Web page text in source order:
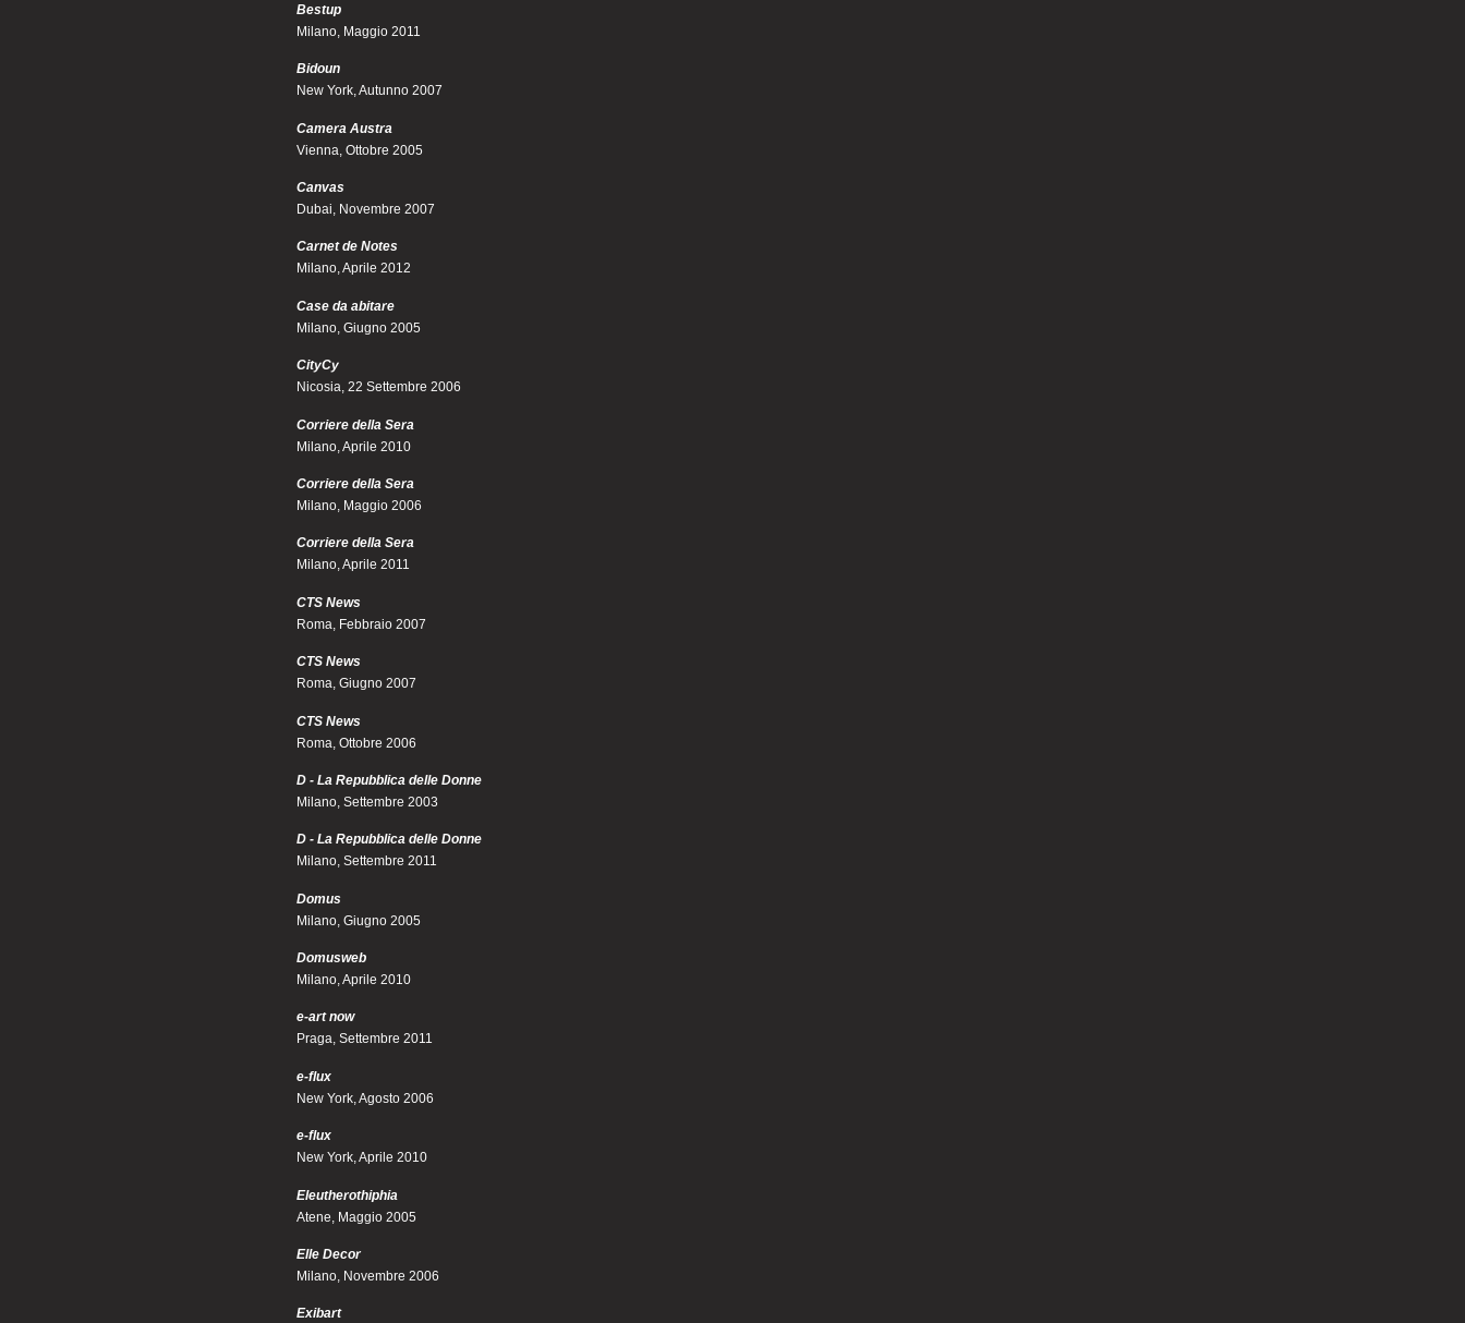
Bestup
Milano, Maggio 2011
Bidoun
New York, Autunno 2007
Camera Austra
Vienna, Ottobre 2005
Canvas
Dubai, Novembre 2007
Carnet de Notes
Milano, Aprile 2012
Case da abitare
Milano, Giugno 2005
CityCy
Nicosia, 22 Settembre 2006
Corriere della Sera
Milano, Aprile 2010
Corriere della Sera
Milano, Maggio 2006
Corriere della Sera
Milano, Aprile 2011
CTS News
Roma, Febbraio 2007
CTS News
Roma, Giugno 2007
CTS News
Roma, Ottobre 2006
D - La Repubblica delle Donne
Milano, Settembre 2003
D - La Repubblica delle Donne
Milano, Settembre 2011
Domus
Milano, Giugno 2005
Domusweb
Milano, Aprile 2010
e-art now
Praga, Settembre 2011
e-flux
New York, Agosto 2006
e-flux
New York, Aprile 2010
Eleutherothiphia
Atene, Maggio 2005
Elle Decor
Milano, Novembre 2006
Exibart